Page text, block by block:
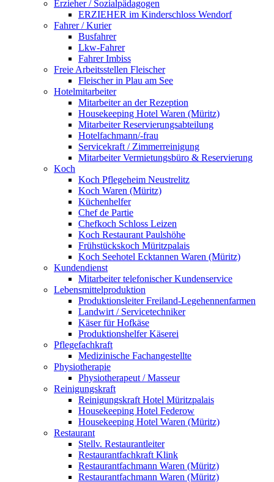
Erzieher / Sozialpädagogen
ERZIEHER im Kinderschloss Wendorf
Fahrer / Kurier
Busfahrer
Lkw-Fahrer
Fahrer Imbiss
Freie Arbeitsstellen Fleischer
Fleischer in Plau am See
Hotelmitarbeiter
Mitarbeiter an der Rezeption
Housekeeping Hotel Waren (Müritz)
Mitarbeiter Reservierungsabteilung
Hotelfachmann/-frau
Servicekraft / Zimmerreinigung
Mitarbeiter Vermietungsbüro & Reservierung
Koch
Koch Pflegeheim Neustrelitz
Koch Waren (Müritz)
Küchenhelfer
Chef de Partie
Chefkoch Schloss Leizen
Koch Restaurant Paulshöhe
Frühstückskoch Müritzpalais
Koch Seehotel Ecktannen Waren (Müritz)
Kundendienst
Mitarbeiter telefonischer Kundenservice
Lebensmittelproduktion
Produktionsleiter Freiland-Legehennenfarmen
Landwirt / Servicetechniker
Käser für Hofkäse
Produktionshelfer Käserei
Pflegefachkraft
Medizinische Fachangestellte
Physiotherapie
Physiotherapeut / Masseur
Reinigungskraft
Reinigungskraft Hotel Müritzpalais
Housekeeping Hotel Federow
Housekeeping Hotel Waren (Müritz)
Restaurant
Stellv. Restaurantleiter
Restaurantfachkraft Klink
Restaurantfachmann Waren (Müritz)
Restaurantfachmann Waren (Müritz)